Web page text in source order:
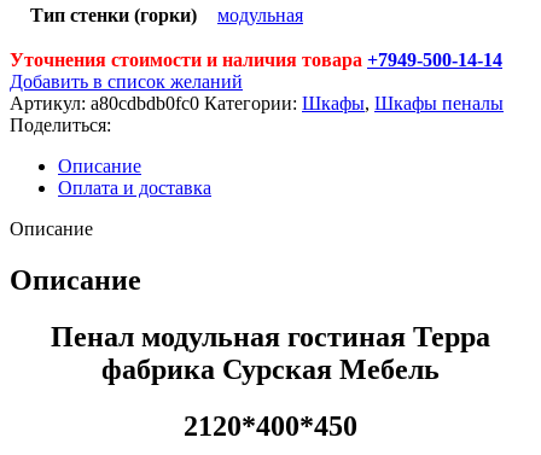
Тип стенки (горки) модульная
Уточнения стоимости и наличия товара +7949-500-14-14
Добавить в список желаний
Артикул: a80cdbdb0fc0 Категории: Шкафы, Шкафы пеналы
Поделиться:
Описание
Оплата и доставка
Описание
Описание
Пенал модульная гостиная Терра
фабрика Сурская Мебель
2120*400*450